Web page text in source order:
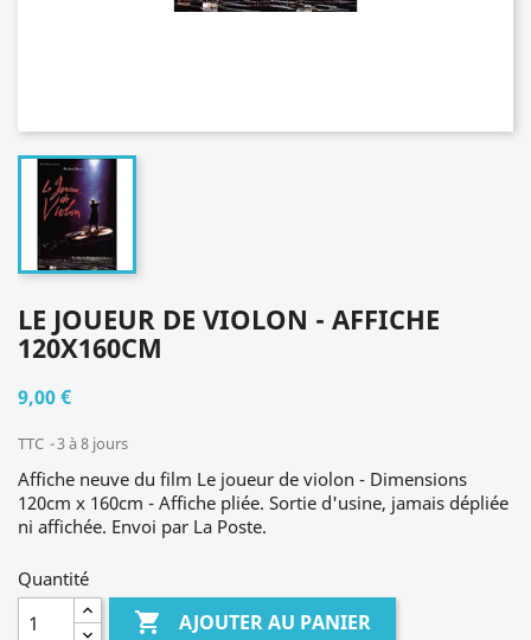
LE JOUEUR DE VIOLON - AFFICHE
120X160CM
9,00 €
TTC 3 à 8 jours
Affiche neuve du film Le joueur de violon - Dimensions
120cm x 160cm - Affiche pliée. Sortie d'usine, jamais dépliée
ni affichée. Envoi par La Poste.
Quantité
 AJOUTER AU PANIER